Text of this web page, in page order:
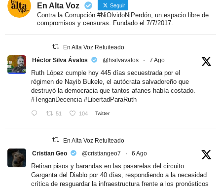
En Alta Voz Seguir
Contra la Corrupción #NiOlvidoNiPerdón, un espacio libre de
compromisos y censuras. Fundado el 7/7/2017.
En Alta Voz Retuiteado
Héctor Silva Ávalos
@hsilvavalos · 7 Ago
Ruth López cumple hoy 445 días secuestrada por el
régimen de Nayib Bukele, el autócrata salvadoreño que
destruyó la democracia que tantos afanes había costado.
#TenganDecencia #LibertadParaRuth
51 104 Twitter
En Alta Voz Retuiteado
Cristian Geo
@cristiangeo7 · 6 Ago
Retiran pisos y barandas en las pasarelas del circuito
Garganta del Diablo por 40 días, respondiendo a la necesidad
crítica de resguardar la infraestructura frente a los pronósticos